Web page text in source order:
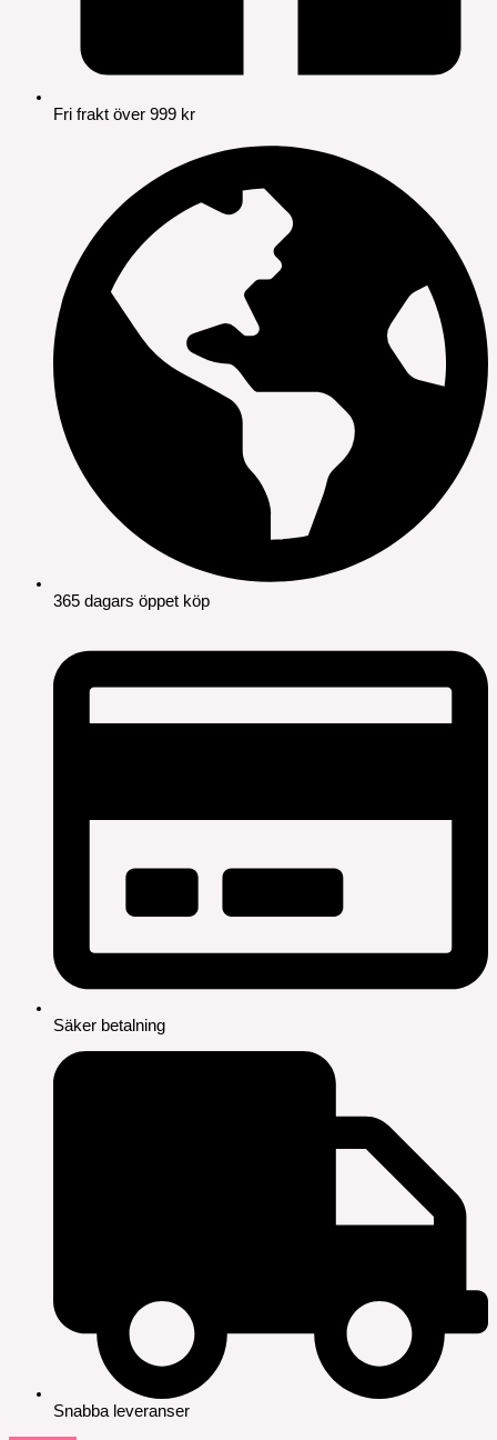
Fri frakt över 999 kr
365 dagars öppet köp
Säker betalning
Snabba leveranser